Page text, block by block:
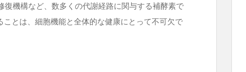
復機構など、数多くの代謝経路に関与する補酵素で
とは、細胞機能と全体的な健康にとって不可欠で